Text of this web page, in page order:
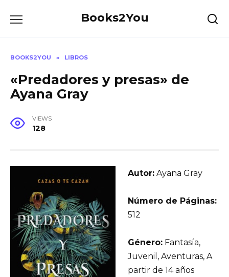
Books2You
BOOKS2YOU » LIBROS
«Predadores y presas» de
Ayana Gray
VIEWS
128
Autor: Ayana Gray
Número de Páginas:
512
Género: Fantasía,
Juvenil, Aventuras, A
partir de 14 años